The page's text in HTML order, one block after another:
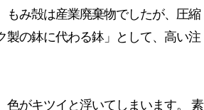
もみ殻は産業廃棄物でしたが、圧縮
製の鉢に代わる鉢」として、高い注
色がキツイと浮いてしまいます。 素